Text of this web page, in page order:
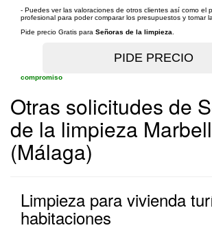
- Puedes ver las valoraciones de otros clientes así como el
profesional para poder comparar los presupuestos y tomar
Pide precio Gratis para Señoras de la limpieza
compromiso
Otras solicitudes de
de la limpieza
(Málaga)
Limpieza para vivienda
habitaciones